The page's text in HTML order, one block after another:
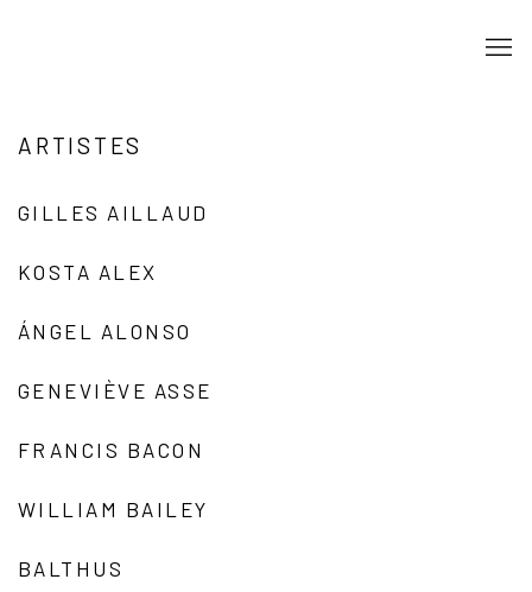
ARTISTES
GILLES AILLAUD
KOSTA ALEX
ÁNGEL ALONSO
GENEVIÈVE ASSE
FRANCIS BACON
WILLIAM BAILEY
BALTHUS